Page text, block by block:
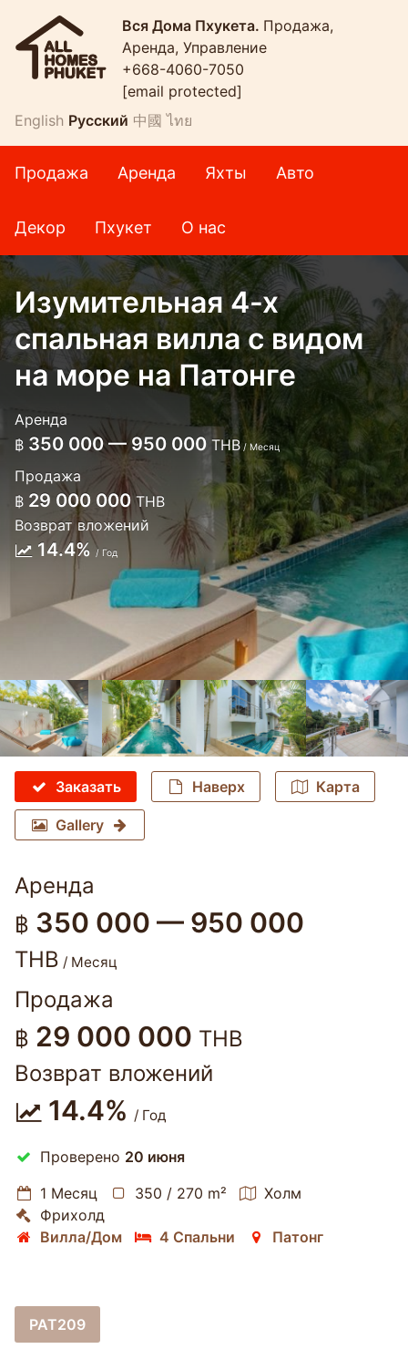
Вся Дома Пхукета. Продажа,
Аренда, Управление
+668-4060-7050
[email protected]
English Русский 中國 ไทย
Продажа Аренда Яхты Авто
Декор Пхукет О нас
Изумительная 4-х
спальная вилла с видом
на море на Патонге
Аренда
฿ 350 000 — 950 000 THB / Месяц
Продажа
฿ 29 000 000THB
Возврат вложений
14.4%/ Год
Заказать Наверх Карта
Gallery
Аренда
฿ 350 000 — 950 000
THB / Месяц
Продажа
฿ 29 000 000 THB
Возврат вложений
14.4% / Год
Проверено 20 июня
1 Месяц
350 / 270 m²
Холм
Фрихолд
Вилла/Дом
4 Спальни Патонг
PAT209